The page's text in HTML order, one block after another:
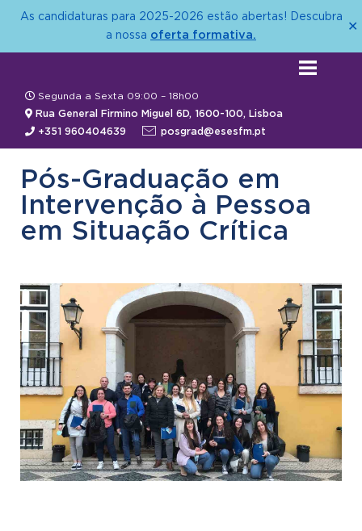
As candidaturas para 2025-2026 estão abertas! Descubra
a nossa oferta formativa.
✕
Segunda a Sexta 09:00 – 18h00
Rua General Firmino Miguel 6D, 1600-100, Lisboa
+351 960404639
posgrad@esesfm.pt
Pós-Graduação em
Intervenção à Pessoa
em Situação Crítica